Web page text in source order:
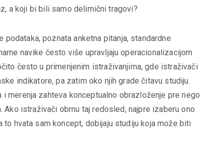
a koji bi bili samo delimični tragovi?
poznata anketna pitanja, standardne
navike često više upravljaju operacionalizacijom
često u primenjenim istraživanjima, gde istraživači
indikatore, pa zatim oko njih grade čitavu studiju.
merenja zahteva konceptualno obrazloženje pre nego
istraživači obrnu taj redosled, najpre izaberu ono
to hvata sam koncept, dobijaju studiju koja može biti